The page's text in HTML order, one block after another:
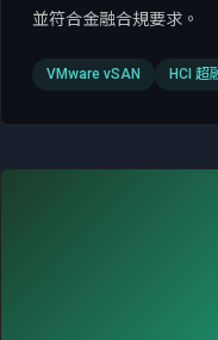
並符合金融合規要求。
VMware vSAN HCI 超